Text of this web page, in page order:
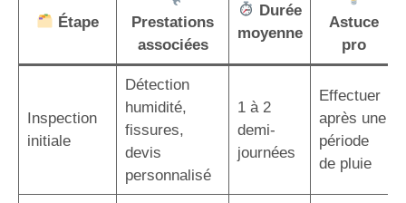
Étape
Prestations
associées
Durée
moyenne
Astuce
pro
Inspection
initiale
Détection
humidité,
fissures,
devis
personnalisé
1 à 2
demi-
journées
Effectuer
après une
période
de pluie